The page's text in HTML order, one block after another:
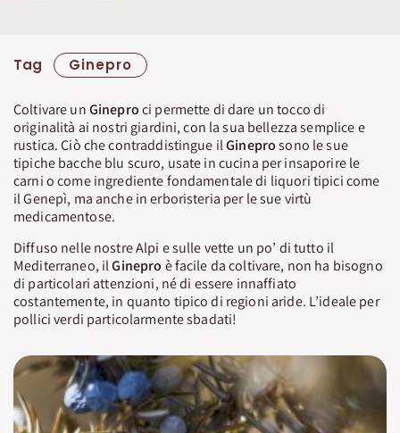
Tag Ginepro
Coltivare unGineproci permette di dare un tocco di
originalità ai nostri giardini, con la sua bellezza semplice e
rustica. Ciò che contraddistingue ilGineprosono le sue
tipiche bacche blu scuro, usate in cucina per insaporire le
carni o come ingrediente fondamentale di liquori tipici come
il Genepì, ma anche in erboristeria per le sue virtù
medicamentose.
Diffuso nelle nostre Alpi e sulle vette un po’ di tutto il
Mediterraneo, ilGinepro è facile da coltivare, non ha bisogno
di particolari attenzioni, né di essere innaffiato
costantemente, in quanto tipico di regioni aride. L’ideale per
pollici verdi particolarmente sbadati!